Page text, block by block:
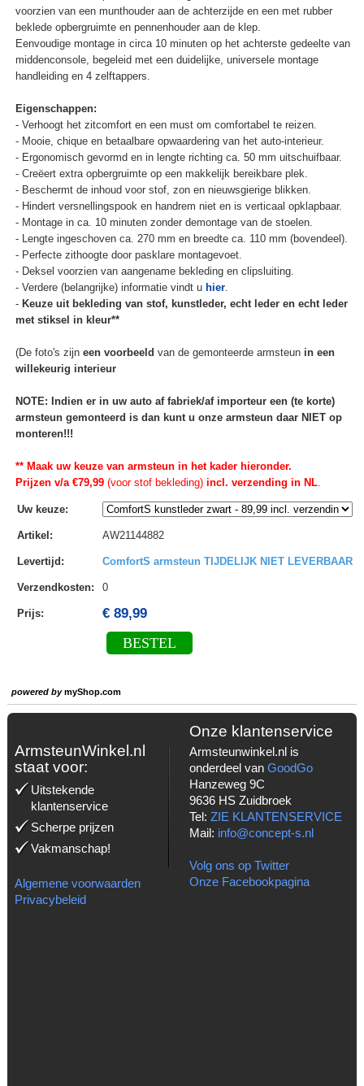
voorzien van een munthouder aan de achterzijde en een met rubber
beklede opbergruimte en pennenhouder aan de klep.
Eenvoudige montage in circa 10 minuten op het achterste gedeelte van
middenconsole, begeleid met een duidelijke, universele montage
handleiding en 4 zelftappers.
Eigenschappen:
- Verhoogt het zitcomfort en een must om comfortabel te reizen.
- Mooie, chique en betaalbare opwaardering van het auto-interieur.
- Ergonomisch gevormd en in lengte richting ca. 50 mm uitschuifbaar.
- Creëert extra opbergruimte op een makkelijk bereikbare plek.
- Beschermt de inhoud voor stof, zon en nieuwsgierige blikken.
- Hindert versnellingspook en handrem niet en is verticaal opklapbaar.
- Montage in ca. 10 minuten zonder demontage van de stoelen.
- Lengte ingeschoven ca. 270 mm en breedte ca. 110 mm (bovendeel).
- Perfecte zithoogte door pasklare montagevoet.
- Deksel voorzien van aangename bekleding en clipsluiting.
- Verdere (belangrijke) informatie vindt u hier.
- Keuze uit bekleding van stof, kunstleder, echt leder en echt leder
met stiksel in kleur**
(De foto's zijn een voorbeeld van de gemonteerde armsteun in een
willekeurig interieur
NOTE: Indien er in uw auto af fabriek/af importeur een (te korte)
armsteun gemonteerd is dan kunt u onze armsteun daar NIET op
monteren!!!
** Maak uw keuze van armsteun in het kader hieronder.
Prijzen v/a €79,99(voor stof bekleding)incl. verzending in NL.
Uw keuze:
Artikel : AW21144882
Levertijd : ComfortS armsteun TIJDELIJK NIET LEVERBAAR
Verzendkosten: 0
Prijs: € 89,99
BESTEL
powered bymyShop.com
ArmsteunWinkel.nl
staat voor:
Uitstekende
klantenservice
Scherpe prijzen
Vakmanschap!
Algemene voorwaarden
Privacybeleid
Onze klantenservice
Armsteunwinkel.nl is
onderdeel van GoodGo
Hanzeweg 9C
9636 HS Zuidbroek
Tel: ZIE KLANTENSERVICE
Mail: info@concept-s.nl
Volg ons op Twitter
Onze Facebookpagina